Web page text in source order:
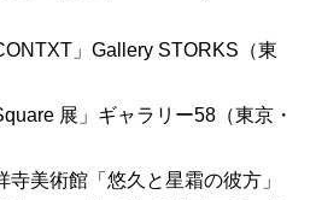
」Gallery STORKS（東
展」ギャラリー58（東京・
美術館「悠久と星霜の彼方」